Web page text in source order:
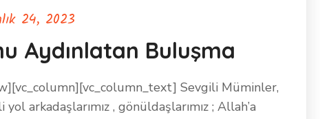
24, 2023
Aydınlatan Buluşma
Sevgili Müminler,
arkadaşlarımız , gönüldaşlarımız ; Allah’a